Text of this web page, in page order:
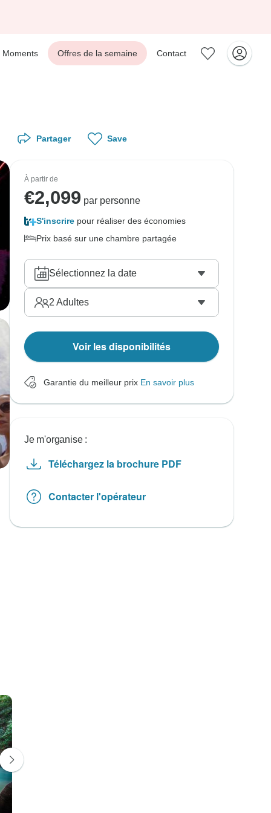
Moments Offres de la semaine Contact
Partager Save
À partir de
€2,099 par personne
S'inscrire pour réaliser des économies
Prix basé sur une chambre partagée
Sélectionnez la date
2 Adultes
Voir les disponibilités
Garantie du meilleur prix En savoir plus
Je m'organise :
Téléchargez la brochure PDF
Contacter l'opérateur